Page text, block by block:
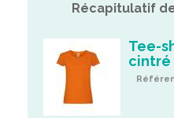
Récapitulatif
Tee-
cintré